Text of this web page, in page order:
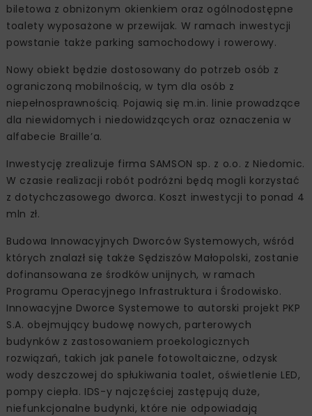
biletowa z obniżonym okienkiem oraz ogólnodostępne
toalety wyposażone w przewijak. W ramach inwestycji
powstanie także parking samochodowy i rowerowy.
Nowy obiekt będzie dostosowany do potrzeb osób z
ograniczoną mobilnością, w tym dla osób z
niepełnosprawnością. Pojawią się m.in. linie prowadzące
dla niewidomych i niedowidzących oraz oznaczenia w
alfabecie Braille’a.
Inwestycję zrealizuje firma SAMSON sp. z o.o. z Niedomic.
W czasie realizacji robót podróżni będą mogli korzystać
z dotychczasowego dworca. Koszt inwestycji to ponad 4
mln zł.
Budowa Innowacyjnych Dworców Systemowych, wśród
których znalazł się także Sędziszów Małopolski, zostanie
dofinansowana ze środków unijnych, w ramach
Programu Operacyjnego Infrastruktura i Środowisko.
Innowacyjne Dworce Systemowe to autorski projekt PKP
S.A. obejmujący budowę nowych, parterowych
budynków z zastosowaniem proekologicznych
rozwiązań, takich jak panele fotowoltaiczne, odzysk
wody deszczowej do spłukiwania toalet, oświetlenie LED,
pompy ciepła. IDS-y najczęściej zastępują duże,
niefunkcjonalne budynki, które nie odpowiadają